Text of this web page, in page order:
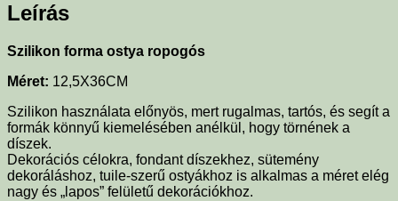
Leírás
Szilikon forma ostya ropogós
Méret: 12,5X36CM
Szilikon használata előnyös, mert rugalmas, tartós, és segít a
formák könnyű kiemelésében anélkül, hogy törnének a
díszek.
Dekorációs célokra, fondant díszekhez, sütemény
dekoráláshoz, tuile‑szerű ostyákhoz is alkalmas a méret elég
nagy és „lapos” felületű dekorációkhoz.